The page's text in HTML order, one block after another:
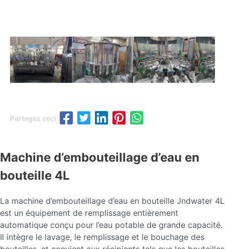
Partagez ceci :
Machine d’embouteillage d’eau en
bouteille 4L
La machine d’embouteillage d’eau en bouteille Jndwater 4L
est un équipement de remplissage entièrement
automatique conçu pour l’eau potable de grande capacité.
Il intègre le lavage, le remplissage et le bouchage des